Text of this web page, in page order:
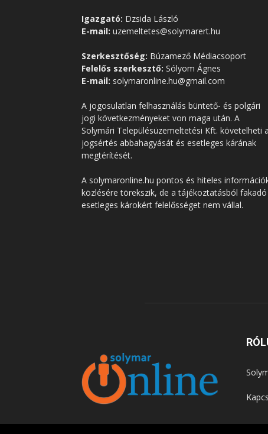
Igazgató: Dzsida László
E-mail: uzemeltetes@solymarert.hu
Szerkesztőség: Búzamező Médiacsoport
Felelős szerkesztő: Sólyom Ágnes
E-mail: solymaronline.hu@gmail.com
A jogosulatlan felhasználás büntető- és polgári
jogi következményeket von maga után. A
Solymári Településüzemeltetési Kft. követelheti a
jogsértés abbahagyását és esetleges kárának
megtérítését.
A solymaronline.hu pontos és hiteles
közlésére törekszik, de a tájékoztatásból fakadó
esetleges károkért felelősséget nem vállal.